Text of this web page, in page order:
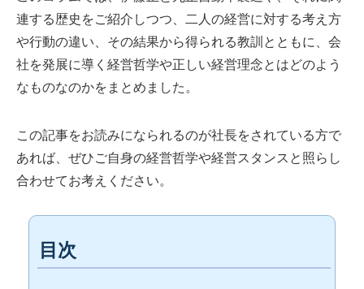
連する歴史をご紹介しつつ、二人の経営に対する考え方
や行動の違い、その結果から得られる教訓とともに、会
社を発展に導く経営哲学や正しい経営理念とはどのよう
なものなのかをまとめました。
この記事をお読みになられるのが社長をされている方で
あれば、ぜひご自身の経営哲学や経営スタンスと照らし
合わせてお考えください。
目次